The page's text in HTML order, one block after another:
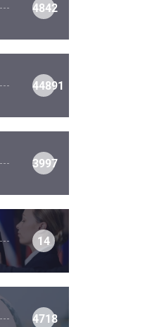
4842
44891
3997
14
4718